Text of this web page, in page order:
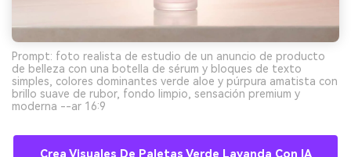
Prompt: foto realista de estudio de un anuncio de producto
de belleza con una botella de sérum y bloques de texto
simples, colores dominantes verde aloe y púrpura amatista con
brillo suave de rubor, fondo limpio, sensación premium y
moderna --ar 16:9
Crea Visuales De Paletas Verde Lavanda Con IA